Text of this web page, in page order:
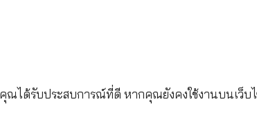
ษัท เคดับบลิวไอ ประกันชีวิต จำกัด (มหาชน)